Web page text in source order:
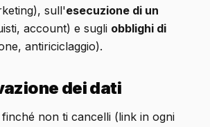
sull'esecuzione di un
account) e sugli obblighi di
antiriciclaggio).
dei dati
finché non ti cancelli (link in ogni